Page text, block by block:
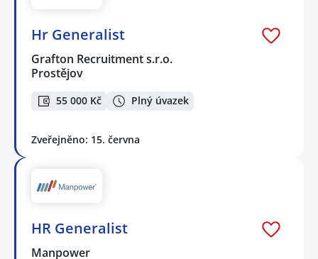
Hr Generalist
Grafton Recruitment s.r.o.
Prostějov
55 000 Kč Plný úvazek
Zveřejněno: 15. června
HR Generalist
Manpower